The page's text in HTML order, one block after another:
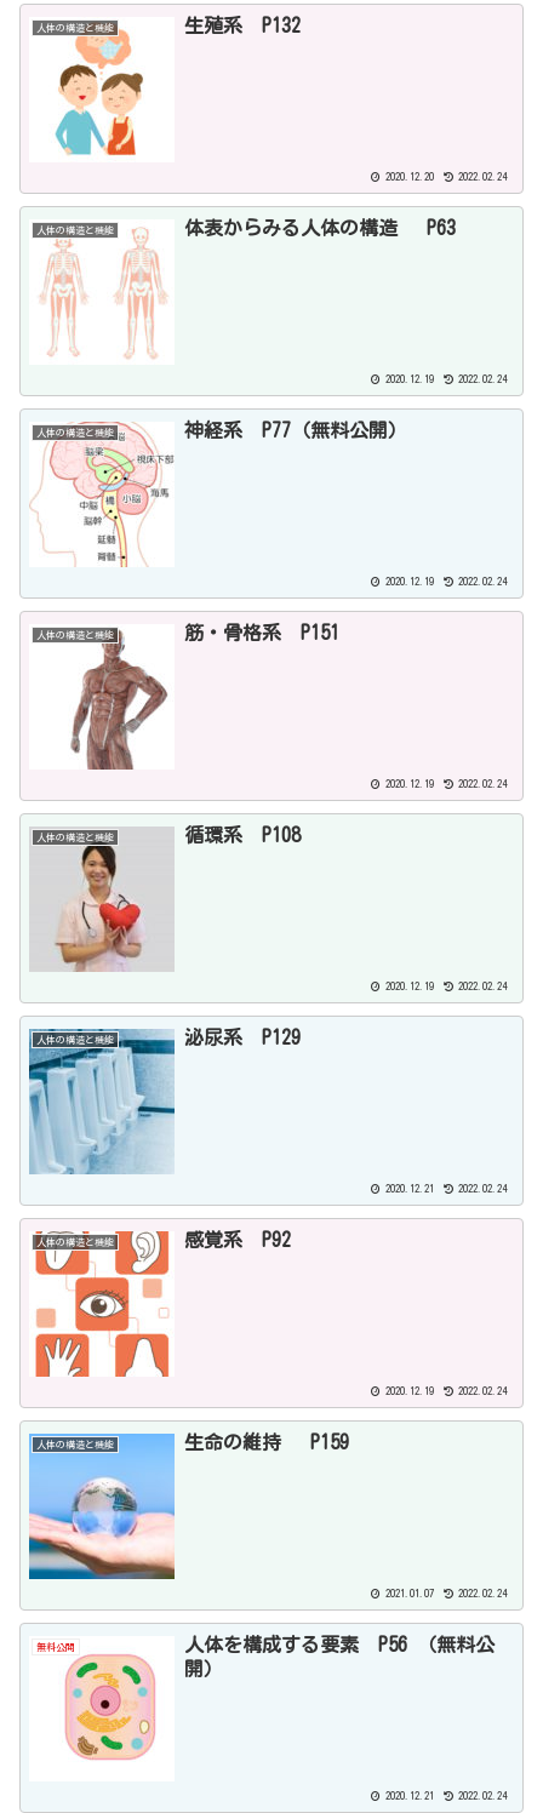
人体の構造と機能 生殖系 P132
2020.12.20 2022.02.24
人体の構造と機能 体表からみる人体の構造 P63
2020.12.19 2022.02.24
人体の構造と機能 神経系 P77（無料公開）
2020.12.19 2022.02.24
人体の構造と機能 筋・骨格系 P151
2020.12.19 2022.02.24
人体の構造と機能 循環系 P108
2020.12.19 2022.02.24
人体の構造と機能 泌尿系 P129
2020.12.21 2022.02.24
人体の構造と機能 感覚系 P92
2020.12.19 2022.02.24
人体の構造と機能 生命の維持 P159
2021.01.07 2022.02.24
無料公開
人体を構成する要素 P56 （無料公
開）
2020.12.21 2022.02.24